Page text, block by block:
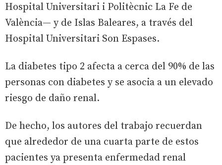
Hospital Universitari i Politècnic La Fe de
València— y de Islas Baleares, a través del
Hospital Universitari Son Espases.
La diabetes tipo 2 afecta a cerca del 90% de las
personas con diabetes y se asocia a un elevado
riesgo de daño renal.
De hecho, los autores del trabajo recuerdan
que alrededor de una cuarta parte de estos
pacientes ya presenta enfermedad renal